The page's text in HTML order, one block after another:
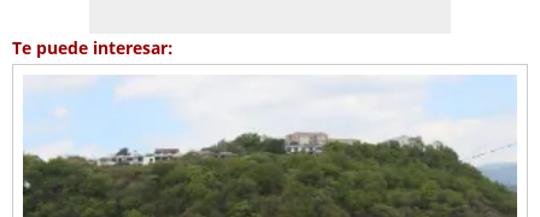
Te puede interesar: